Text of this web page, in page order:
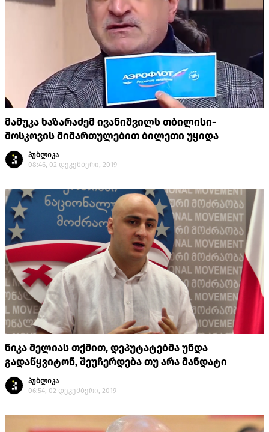
მამუკა ხაზარაძემ ივანიშვილს თბილისი-
მოსკოვის მიმართულებით ბილეთი უყიდა
პუბლიკა
08:46, 02 დეკემბერი, 2019
ნიკა მელიას თქმით, დეპუტატებმა უნდა
გადაწყვიტონ, შეუჩერდება თუ არა მანდატი
პუბლიკა
06:54, 02 დეკემბერი, 2019